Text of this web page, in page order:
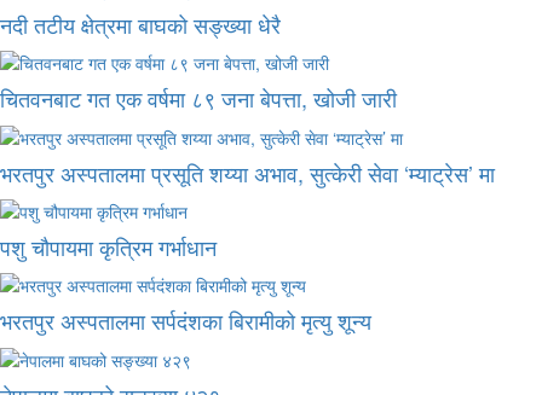
नदी तटीय क्षेत्रमा बाघको सङ्ख्या धेरै
चितवनबाट गत एक वर्षमा ८९ जना बेपत्ता, खोजी जारी
भरतपुर अस्पतालमा प्रसूति शय्या अभाव, सुत्केरी सेवा ‘म्याट्रेस’ मा
पशु चौपायमा कृत्रिम गर्भाधान
भरतपुर अस्पतालमा सर्पदंशका बिरामीको मृत्यु शून्य